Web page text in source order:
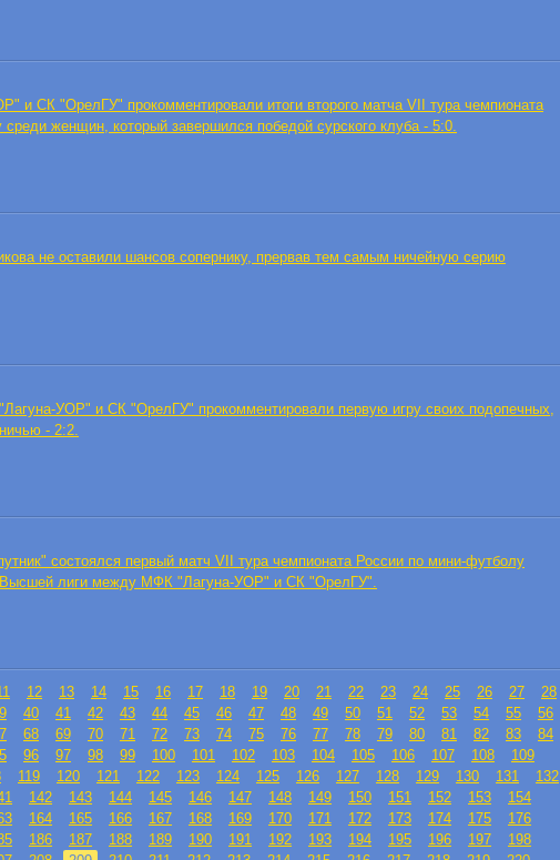
и СК "ОрелГУ" прокомментировали итоги второго матча VII тура чемпионата
женщин, который завершился победой сурского клуба - 5:0.
не оставили шансов сопернику, прервав тем самым ничейную серию
УОР" и СК "ОрелГУ" прокомментировали первую игру своих подопечных,
- 2:2.
состоялся первый матч VII тура чемпионата России по мини-футболу
Высшей лиги между МФК "Лагуна-УОР" и СК "ОрелГУ".
12 13 14 15 16 17 18 19 20 21 22 23 24 25 26 27
28
40 41 42 43 44 45 46 47 48 49 50 51 52 53 54 55
56
68 69 70 71 72 73 74 75 76 77 78 79 80 81 82 83
84
96 97 98 99 100 101 102 103 104 105 106 107 108
109
119 120 121 122 123 124 125 126 127 128 129 130 131
132
142 143 144 145 146 147 148 149 150 151 152 153
154
164 165 166 167 168 169 170 171 172 173 174 175
176
186 187 188 189 190 191 192 193 194 195 196 197
198